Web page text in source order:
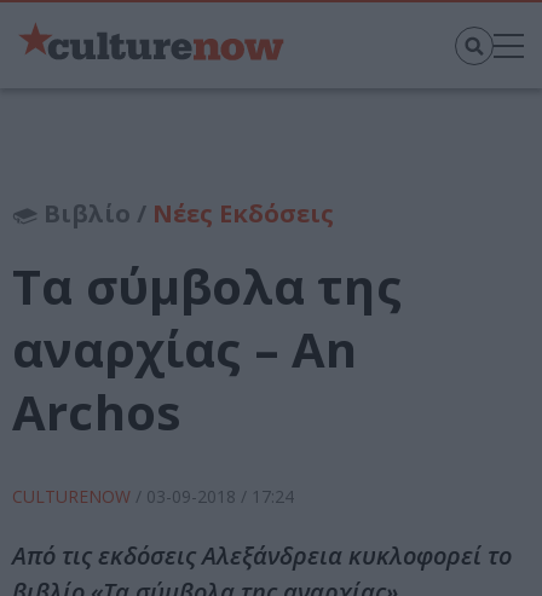
Βιβλίο / Νέες Εκδόσεις
Τα σύμβολα της
αναρχίας – An
Archos
CULTURENOW / 03-09-2018 / 17:24
Από τις εκδόσεις Αλεξάνδρεια κυκλοφορεί το